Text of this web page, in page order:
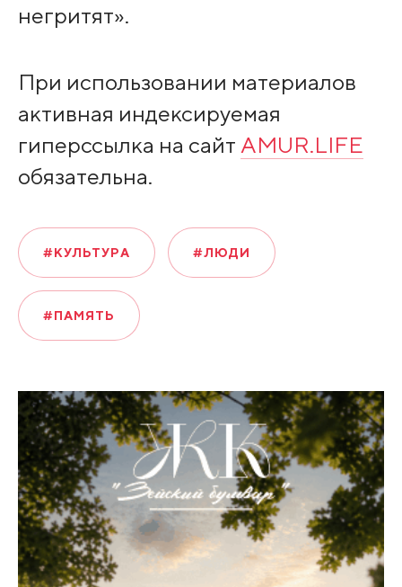
негритят».
При использовании материалов
активная индексируемая
гиперссылка на сайт AMUR.LIFE
обязательна.
#КУЛЬТУРА #ЛЮДИ
#ПАМЯТЬ